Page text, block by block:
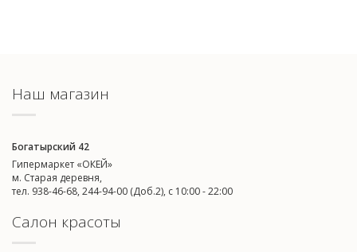
Наш магазин
Богатырский 42
Гипермаркет «ОКЕЙ»
м. Старая деревня,
тел. 938-46-68, 244-94-00 (Доб.2), c 10:00 - 22:00
Салон красоты